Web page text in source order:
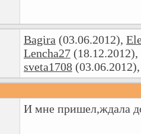
Bagira (03.06.2012),
Lencha27 (18.12.2012),
sveta1708
И мне пришел,ждала